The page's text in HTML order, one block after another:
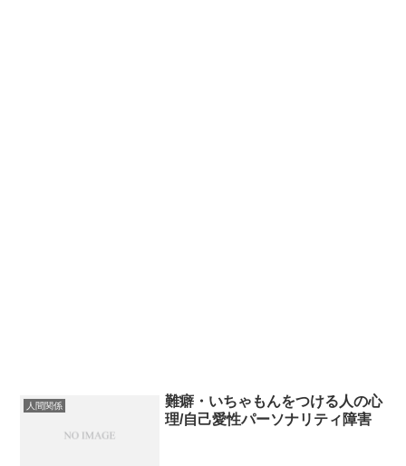
人間関係
難癖・いちゃもんをつける人の心
理/自己愛性パーソナリティ障害